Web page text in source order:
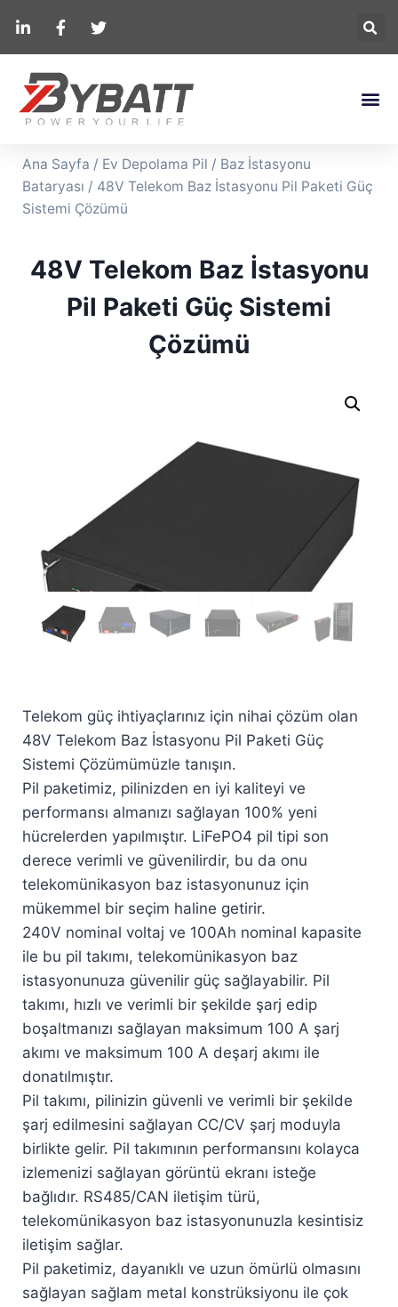
Ana Sayfa / Ev Depolama Pil / Baz İstasyonu
Bataryası / 48V Telekom Baz İstasyonu Pil Paketi Güç
Sistemi Çözümü
48V Telekom Baz İstasyonu
Pil Paketi Güç Sistemi
Çözümü
Telekom güç ihtiyaçlarınız için nihai çözüm olan
48V Telekom Baz İstasyonu Pil Paketi Güç
Sistemi Çözümümüzle tanışın.
Pil paketimiz, pilinizden en iyi kaliteyi ve
performansı almanızı sağlayan 100% yeni
hücrelerden yapılmıştır. LiFePO4 pil tipi son
derece verimli ve güvenilirdir, bu da onu
telekomünikasyon baz istasyonunuz için
mükemmel bir seçim haline getirir.
240V nominal voltaj ve 100Ah nominal kapasite
ile bu pil takımı, telekomünikasyon baz
istasyonunuza güvenilir güç sağlayabilir. Pil
takımı, hızlı ve verimli bir şekilde şarj edip
boşaltmanızı sağlayan maksimum 100 A şarj
akımı ve maksimum 100 A deşarj akımı ile
donatılmıştır.
Pil takımı, pilinizin güvenli ve verimli bir şekilde
şarj edilmesini sağlayan CC/CV şarj moduyla
birlikte gelir. Pil takımının performansını kolayca
izlemenizi sağlayan görüntü ekranı isteğe
bağlıdır. RS485/CAN iletişim türü,
telekomünikasyon baz istasyonunuzla kesintisiz
iletişim sağlar.
Pil paketimiz, dayanıklı ve uzun ömürlü olmasını
sağlayan sağlam metal konstrüksiyonu ile çok